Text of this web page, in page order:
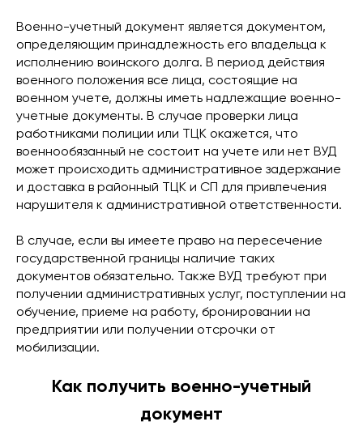
Военно-учетный документ является документом,
определяющим принадлежность его владельца к
исполнению воинского долга. В период действия
военного положения все лица, состоящие на
военном учете, должны иметь надлежащие военно-
учетные документы. В случае проверки лица
работниками полиции или ТЦК окажется, что
военнообязанный не состоит на учете или нет ВУД
может происходить административное задержание
и доставка в районный ТЦК и СП для привлечения
нарушителя к административной ответственности.
В случае, если вы имеете право на пересечение
государственной границы наличие таких
документов обязательно. Также ВУД требуют при
получении административных услуг, поступлении на
обучение, приеме на работу, бронировании на
предприятии или получении отсрочки от
мобилизации.
Как получить военно-учетный
документ